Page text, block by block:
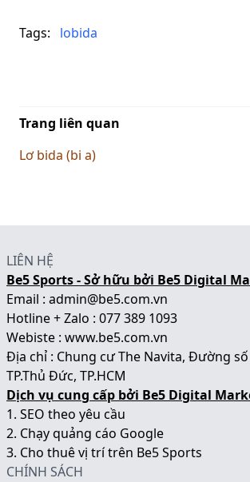
Tags: lobida
Trang liên quan
Lơ bida (bi a)
LIÊN HỆ
Be5 Sports - Sở hữu bởi Be5 Digital
Email : admin@be5.com.vn
Hotline + Zalo : 077 389 1093
Webiste : www.be5.com.vn
Địa chỉ : Chung cư The Navita, Đường số
TP.Thủ Đức, TP.HCM
Dịch vụ cung cấp bởi Be5 Digital
1. SEO theo yêu cầu
2. Chạy quảng cáo Google
3. Cho thuê vị trí trên Be5 Sports
CHÍNH SÁCH